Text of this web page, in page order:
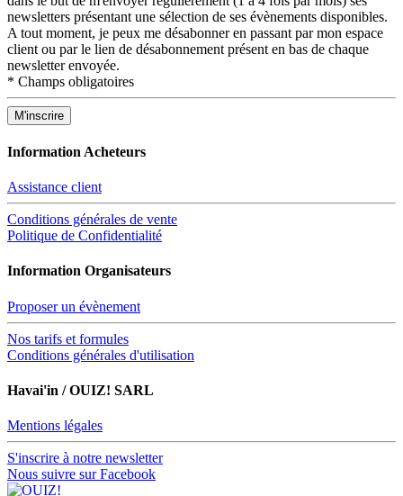
newsletters présentant une sélection de ses évènements disponibles.
A tout moment, je peux me désabonner en passant par mon espace
client ou par le lien de désabonnement présent en bas de chaque
newsletter envoyée.
* Champs obligatoires
Information Acheteurs
Assistance client
Conditions générales de vente
Politique de Confidentialité
Information Organisateurs
Proposer un évènement
Nos tarifs et formules
Conditions générales d'utilisation
Havai'in / OUIZ! SARL
Mentions légales
S'inscrire à notre newsletter
Nous suivre sur Facebook